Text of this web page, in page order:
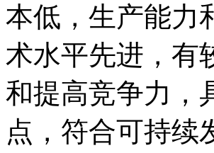
本低，生产能力
术水平先进，有
和提高竞争力，
点，符合可持续